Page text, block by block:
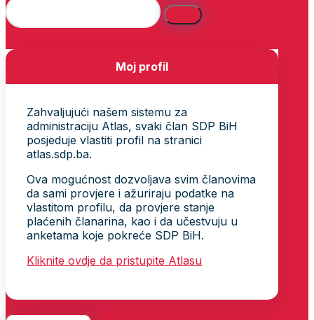
Moj profil
Zahvaljujući našem sistemu za
administraciju Atlas, svaki član SDP BiH
posjeduje vlastiti profil na stranici
atlas.sdp.ba.
Ova mogućnost dozvoljava svim članovima
da sami provjere i ažuriraju podatke na
vlastitom profilu, da provjere stanje
plaćenih članarina, kao i da učestvuju u
anketama koje pokreće SDP BiH.
Kliknite ovdje da pristupite Atlasu